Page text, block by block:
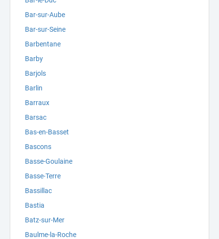
Bar-sur-Aube
Bar-sur-Seine
Barbentane
Barby
Barjols
Barlin
Barraux
Barsac
Bas-en-Basset
Bascons
Basse-Goulaine
Basse-Terre
Bassillac
Bastia
Batz-sur-Mer
Baulme-la-Roche